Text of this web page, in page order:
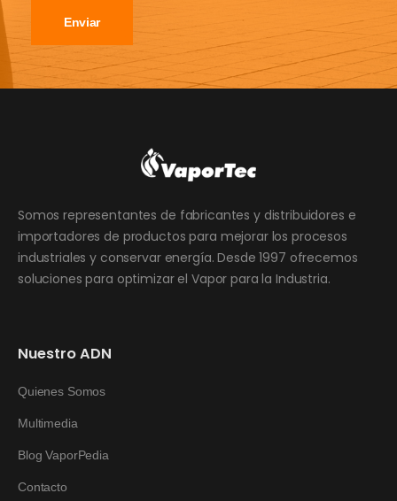
Enviar
Somos representantes de fabricantes y distribuidores e
importadores de productos para mejorar los procesos
industriales y conservar energía. Desde 1997 ofrecemos
soluciones para optimizar el Vapor para la Industria.
Nuestro ADN
Quienes Somos
Multimedia
Blog VaporPedia
Contacto